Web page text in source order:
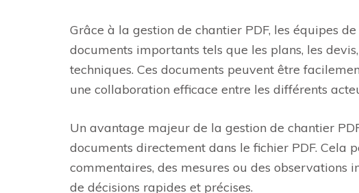
Grâce à la gestion de chantier PDF, les équipes
documents importants tels que les plans, les
techniques. Ces documents peuvent être
une collaboration efficace entre les différents
Un avantage majeur de la gestion de chantier
documents directement dans le fichier PDF. Cela
commentaires, des mesures ou des
de décisions rapides et précises.